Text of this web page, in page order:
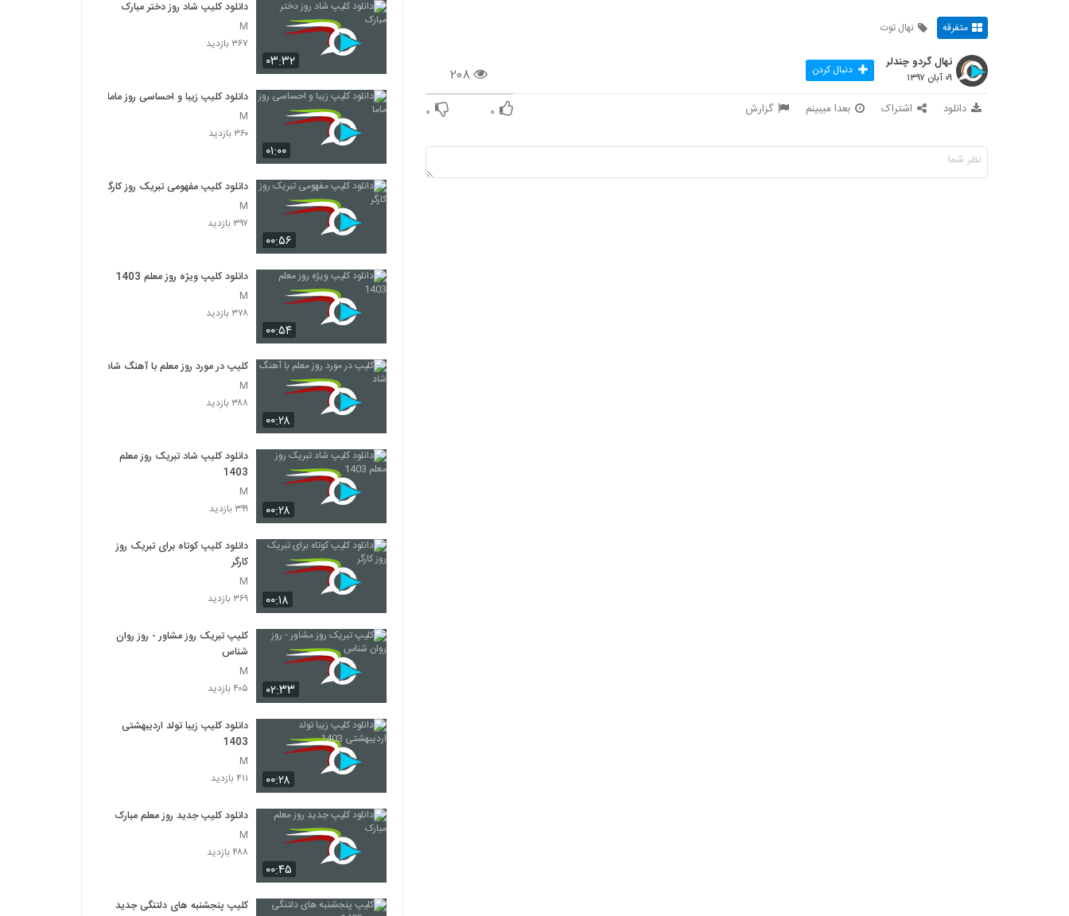
متفرقه نهال توت
۲۰۸
نهال گردو چندلر
۰۹ آبان ۱۳۹۷ دنبال کردن
دانلود اشتراک بعدا میبینم گزارش ۰ ۰
۰۳:۳۲
دانلود کلیپ شاد روز دختر مبارک
M
۳۶۷ بازدید
۰۱:۰۰
دانلود کلیپ زیبا و احساسی روز ماما
M
۳۶۰ بازدید
۰۰:۵۶
دانلود کلیپ مفهومی تبریک روز کارگر
M
۳۹۷ بازدید
۰۰:۵۴
دانلود کلیپ ویژه روز معلم 1403
M
۳۷۸ بازدید
۰۰:۲۸
کلیپ در مورد روز معلم با آهنگ شاد
M
۳۸۸ بازدید
۰۰:۲۸
دانلود کلیپ شاد تبریک روز معلم
1403
M
۳۹۹ بازدید
۰۰:۱۸
دانلود کلیپ کوتاه برای تبریک روز
کارگر
M
۳۶۹ بازدید
۰۲:۳۳
کلیپ تبریک روز مشاور - روز روان
شناس
M
۴۰۵ بازدید
۰۰:۲۸
دانلود کلیپ زیبا تولد اردیبهشتی
1403
M
۴۱۱ بازدید
۰۰:۴۵
دانلود کلیپ جدید روز معلم مبارک
M
۴۸۸ بازدید
کلیپ پنجشنبه های دلتنگی جدید